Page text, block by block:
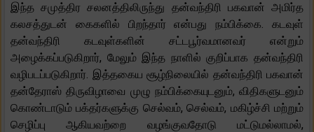
​​இந்த சமுத்திர சலனத்திலிருந்து தன்வந்திரி பகவான் அமிர்த
கலசத்துடன் கைகளில் பிறந்தார் என்பது நம்பிக்கை. கடவுள்
தன்வந்திரி கடவுள்களின் சட்டபூர்வமானவர் என்றும்
அழைக்கப்படுகிறார், மேலும் இந்த நாளில் குறிப்பாக தன்வந்திரி
வழிபடப்படுகிறார். இத்தகைய சூழ்நிலையில் தன்வந்திரி பகவான்
தன்தேராஸ் திருவிழாவை முழு நம்பிக்கையுடனும், விதிகளுடனும்
கொண்டாடும் பக்தர்களுக்கு செல்வம், செல்வம், மகிழ்ச்சி மற்றும்
செழிப்பு ஆகியவற்றை வழங்குவதோடு மட்டுமல்லாமல்,